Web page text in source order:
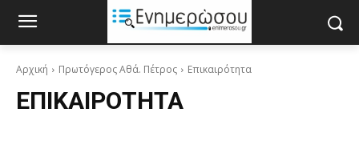
Αρχική Πρωτόγερος Αθά. Πέτρος Επικαιρότητα
ΕΠΙΚΑΙΡΌΤΗΤΑ